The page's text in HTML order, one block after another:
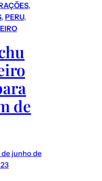
, PERU
de
de junho de